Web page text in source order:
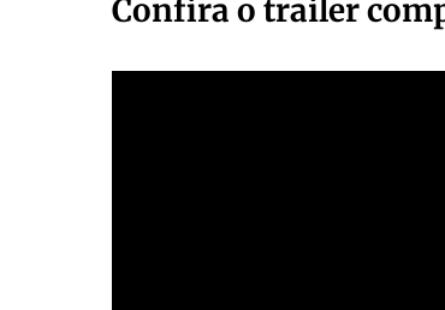
Confira o trailer